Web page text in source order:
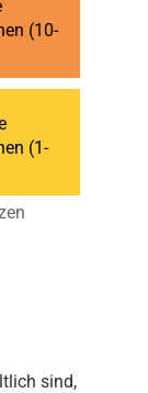
(10-
(1-
sind,